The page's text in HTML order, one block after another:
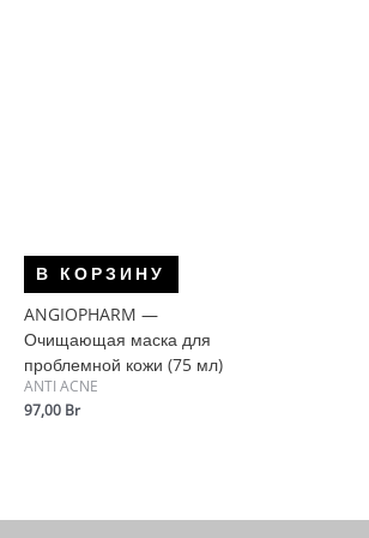
В КОРЗИНУ
ANGIOPHARM —
Очищающая маска для
проблемной кожи (75 мл)
ANTI ACNE
97,00 Br